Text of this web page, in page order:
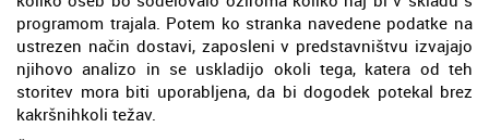
programom trajala. Potem ko stranka navedene podatke na
ustrezen način dostavi, zaposleni v predstavništvu izvajajo
njihovo analizo in se uskladijo okoli tega, katera od teh
storitev mora biti uporabljena, da bi dogodek potekal brez
kakršnihkoli težav.